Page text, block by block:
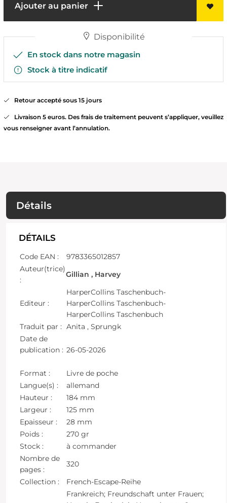
Ajouter au panier
Disponibilité
En stock dans notre magasin
Stock à titre indicatif
Retour accepté sous 15 jours
Livraison 5 euros. Des frais de traitement peuvent s’appliquer, veuillez
vous renseigner avant l’annulation.
Détails
DÉTAILS
Code EAN :
9783365012857
Auteur(trice)
:
Gillian , Harvey
Editeur :
HarperCollins Taschenbuch-
HarperCollins Taschenbuch-
HarperCollins Taschenbuch
Traduit par : Anita , Sprungk
Date de
publication : 26-05-2026
Format :
Livre de poche
Langue(s) :
allemand
Hauteur :
184 mm
Largeur :
125 mm
Epaisseur :
28 mm
Poids :
270 gr
Stock :
à commander
Nombre de
pages :
320
Collection :
French-Escape-Reihe
Frankreich; Freundschaft unter Frauen;